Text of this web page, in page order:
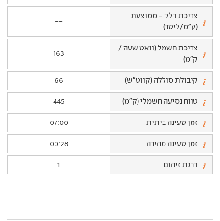
צריכת דלק - ממוצעת
(ק"מ/ליטר)
--
צריכת חשמל (וואט שעה /
ק"מ)
163
קיבולת סוללה (קווט"ש) 66
טווח נסיעה חשמלי (ק"מ) 445
זמן טעינה ביתית 07:00
זמן טעינה מהירה 00:28
דרגת זיהום 1